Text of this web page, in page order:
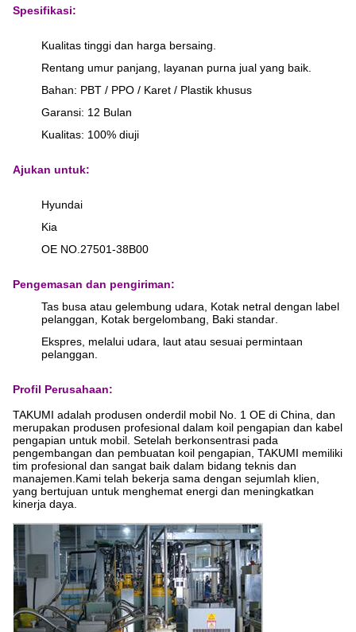
Spesifikasi:
Kualitas tinggi dan harga bersaing.
Rentang umur panjang, layanan purna jual yang baik.
Bahan: PBT / PPO / Karet / Plastik khusus
Garansi: 12 Bulan
Kualitas: 100% diuji
Ajukan untuk:
Hyundai
Kia
OE NO.27501-38B00
Pengemasan dan pengiriman:
Tas busa atau gelembung udara, Kotak netral dengan label
pelanggan, Kotak bergelombang, Baki standar
Ekspres, melalui udara, laut atau sesuai permintaan
pelanggan.
Profil Perusahaan:
TAKUMI adalah produsen onderdil mobil No. 1 OE di China, dan
merupakan produsen profesional dalam koil pengapian dan kabel
pengapian untuk mobil. Setelah berkonsentrasi pada
pengembangan dan pembuatan koil pengapian, TAKUMI memiliki
tim profesional dan sangat baik dalam bidang teknis dan
manajemen.Kami telah bekerja sama dengan sejumlah klien,
yang bertujuan untuk menghemat energi dan meningkatkan
kinerja daya.